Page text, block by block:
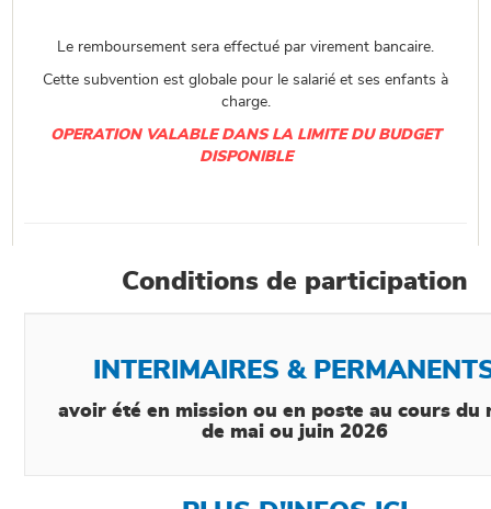
Le remboursement sera effectué par virement bancaire.
Cette subvention est globale pour le salarié et ses enfants à
charge.
OPERATION VALABLE DANS LA LIMITE DU BUDGET
DISPONIBLE
Conditions de participation
INTERIMAIRES &
avoir été en mission ou en poste au cours du
de mai ou juin 2026